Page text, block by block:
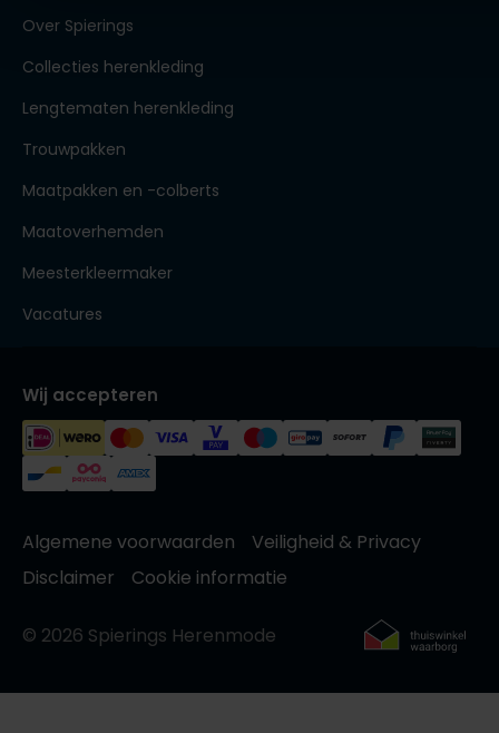
Over Spierings
Collecties herenkleding
Lengtematen herenkleding
Trouwpakken
Maatpakken en -colberts
Maatoverhemden
Meesterkleermaker
Vacatures
Wij accepteren
Algemene voorwaarden
Veiligheid & Privacy
Disclaimer
Cookie informatie
© 2026 Spierings Herenmode